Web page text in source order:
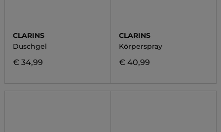
CLARINS
Duschgel
€ 34,99
CLARINS
Körperspray
€ 40,99